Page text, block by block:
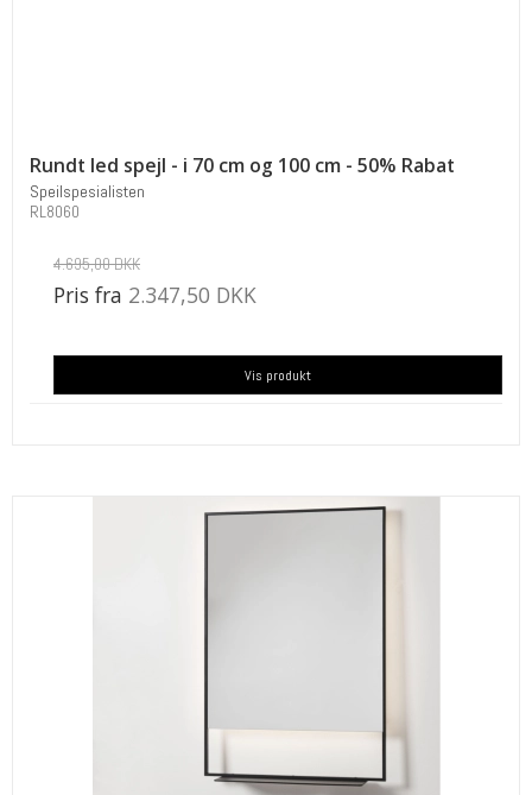
Rundt led spejl - i 70 cm og 100 cm - 50% Rabat
Speilspesialisten
RL8060
4.695,00 DKK
Pris fra 2.347,50 DKK
Vis produkt